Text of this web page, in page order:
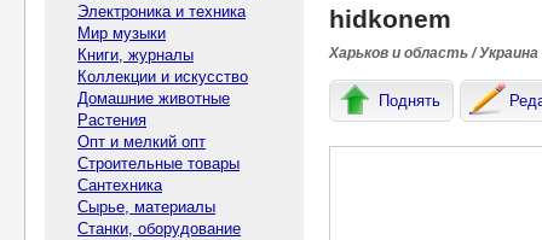
Электроника и техника
Мир музыки
Книги, журналы
Коллекции и искусство
Домашние животные
Растения
Опт и мелкий опт
Строительные товары
Сантехника
Сырье, материалы
Станки, оборудование
hidkonem
Харьков и область / Украина
Поднять